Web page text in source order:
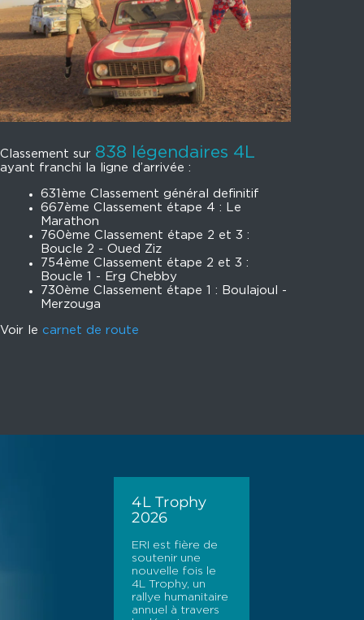
Classement sur 838 légendaires 4L
ayant franchi la ligne d’arrivée :
631ème Classement général definitif
667ème Classement étape 4 : Le
Marathon
760ème Classement étape 2 et 3 :
Boucle 2 - Oued Ziz
754ème Classement étape 2 et 3 :
Boucle 1 - Erg Chebby
730ème Classement étape 1 : Boulajoul -
Merzouga
Voir le carnet de route
4L Trophy
2026
ERI est fière de
soutenir une
nouvelle fois le
4L Trophy, un
rallye humanitaire
annuel à travers